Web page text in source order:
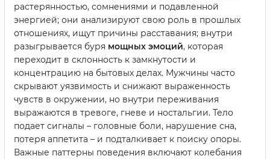
растерянностью, сомнениями и подавленной
энергией; они анализируют свою роль в прошлых
отношениях, ищут причины расставания; внутри
разыгрывается буря мощных эмоций, которая
переходит в склонность к замкнутости и
концентрацию на бытовых делах. Мужчины часто
скрывают уязвимость и снижают выраженность
чувств в окружении, но внутри переживания
выражаются в тревоге, гневе и ностальгии. Тело
подает сигналы – головные боли, нарушение сна,
потеря аппетита – и подталкивает к поиску опоры.
Важные паттерны поведения включают колебания